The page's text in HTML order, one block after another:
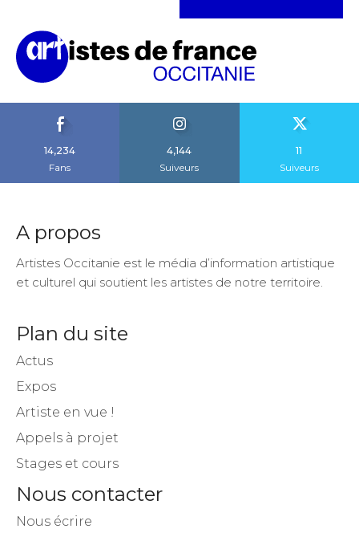
14,234
Fans
4,144
Suiveurs
11
Suiveurs
A propos
Artistes Occitanie est le média d’information artistique
et culturel qui soutient les artistes de notre territoire.
Plan du site
Actus
Expos
Artiste en vue !
Appels à projet
Stages et cours
Nous contacter
Nous écrire